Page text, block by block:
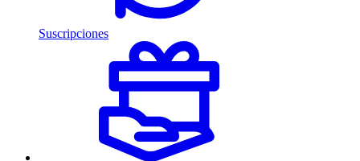
Suscripciones